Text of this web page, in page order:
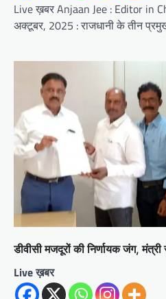
Live ख़बर Anjaan Jee : Editor in
अक्टूबर, 2025 : राजधानी के तीन
डीवीसी मजदूरों की निर्णायक जंग,
Live ख़बर